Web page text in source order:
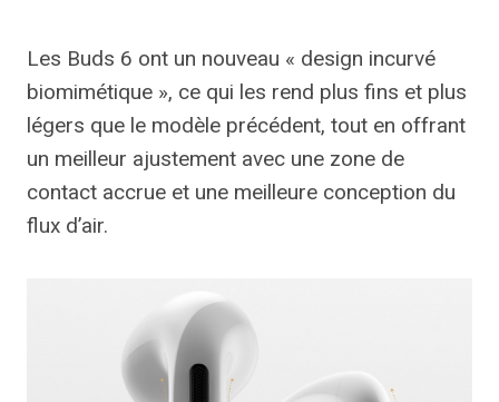
Les Buds 6 ont un nouveau « design incurvé
biomimétique », ce qui les rend plus fins et plus
légers que le modèle précédent, tout en offrant
un meilleur ajustement avec une zone de
contact accrue et une meilleure conception du
flux d’air.